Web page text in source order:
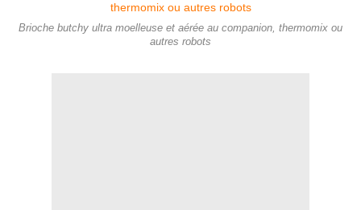
Brioche butchy ultra moelleuse et aérée au companion, thermomix ou
autres robots